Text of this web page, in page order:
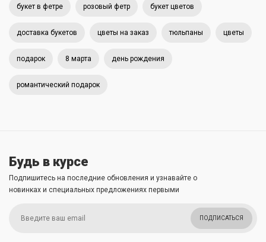
букет в фетре розовый фетр букет цветов
доставка букетов цветы на заказ тюльпаны цветы
подарок 8 марта день рождения
романтический подарок
Будь в курсе
Подпишитесь на последние обновления и узнавайте о
новинках и специальных предложениях первыми
ПОДПИСАТЬСЯ